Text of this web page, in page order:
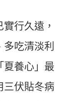
行久遠，
吃清淡利
夏養心」最
三伏貼冬病